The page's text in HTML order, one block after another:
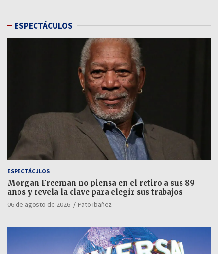
ESPECTÁCULOS
ESPECTÁCULOS
Morgan Freeman no piensa en el retiro a sus 89
años y revela la clave para elegir sus trabajos
06 de agosto de 2026 Pato Ibañez